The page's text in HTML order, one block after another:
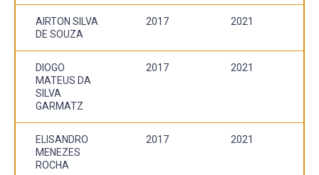
AIRTON SILVA
DE SOUZA
2017 2021
DIOGO
MATEUS DA
SILVA
GARMATZ
2017 2021
ELISANDRO
MENEZES
ROCHA
2017 2021